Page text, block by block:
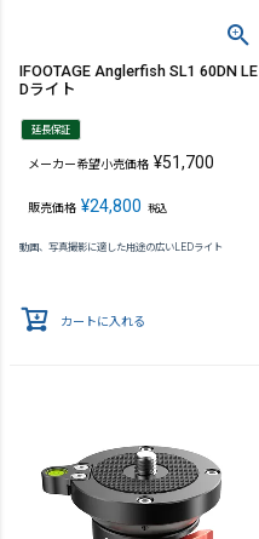
IFOOTAGE Anglerfish SL1 60DN LE
Dライト
延長保証
メーカー希望小売価格 ¥51,700
販売価格 ¥24,800 税込
動画、写真撮影に適した用途の広いLEDライト
カートに入れる